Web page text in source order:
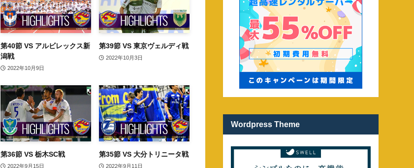
第40節 VS アルビレックス新
潟戦
2022年10月9日
第39節 VS 東京ヴェルディ戦
2022年10月3日
第36節 VS 栃木SC戦
2022年9月15日
第35節 VS 大分トリニータ戦
2022年9月11日
Wordpress Theme